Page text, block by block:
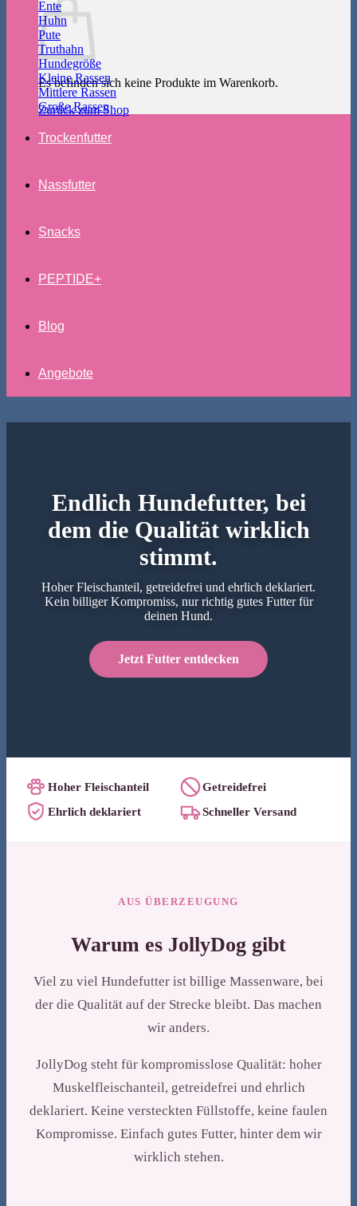
Es befinden sich keine Produkte im Warenkorb.
Zurück zum Shop
Ente
Huhn
Pute
Truthahn
Hundegröße
Kleine Rassen
Mittlere Rassen
Große Rassen
Trockenfutter
Nassfutter
Snacks
PEPTIDE+
Blog
Angebote
Endlich Hundefutter, bei
dem die Qualität wirklich
stimmt.
Hoher Fleischanteil, getreidefrei und ehrlich deklariert.
Kein billiger Kompromiss, nur richtig gutes Futter für
deinen Hund.
Jetzt Futter entdecken
Hoher Fleischanteil
Getreidefrei
Ehrlich deklariert
Schneller Versand
AUS ÜBERZEUGUNG
Warum es JollyDog gibt
Viel zu viel Hundefutter ist billige Massenware, bei
der die Qualität auf der Strecke bleibt. Das machen
wir anders.
JollyDog steht für kompromisslose Qualität: hoher
Muskelfleischanteil, getreidefrei und ehrlich
deklariert. Keine versteckten Füllstoffe, keine faulen
Kompromisse. Einfach gutes Futter, hinter dem wir
wirklich stehen.